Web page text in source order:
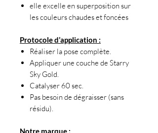
elle excelle en superposition sur
les couleurs chaudes et foncées
Protocole d’application :
Réaliser la pose complète.
Appliquer une couche de Starry
Sky Gold.
Catalyser 60 sec.
Pas besoin de dégraisser (sans
résidu).
Notre marque :